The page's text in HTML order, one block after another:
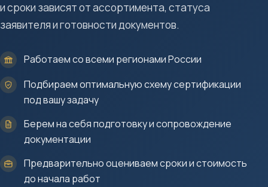
и сроки зависят от ассортимента, статуса
заявителя и готовности документов.
Работаем со всеми регионами России
Подбираем оптимальную схему сертификации
под вашу задачу
Берем на себя подготовку и сопровождение
документации
Предварительно оцениваем сроки и стоимость
до начала работ